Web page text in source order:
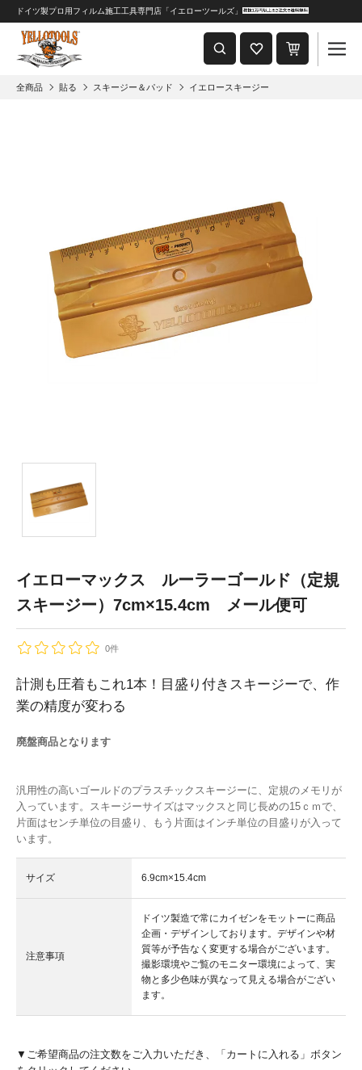
重要なおしらせ
2024年8月1日 価格改定につきまして
ドイツ製プロ用フィルム施工工具専門店「イエローツールズ」
全商品 貼る スキージー＆パッド イエロースキージー
イエローマックス ルーラーゴールド（定規
スキージー）7cm×15.4cm メール便可
0件
計測も圧着もこれ1本！目盛り付きスキージーで、作
業の精度が変わる
廃盤商品となります
汎用性の高いゴールドのプラスチックスキージーに、定規のメモリが
入っています。スキージーサイズはマックスと同じ長めの15ｃｍで、
片面はセンチ単位の目盛り、もう片面はインチ単位の目盛りが入って
います。
サイズ 6.9cm×15.4cm
注意事項
ドイツ製造で常にカイゼンをモットーに商品
企画・デザインしております。デザインや材
質等が予告なく変更する場合がございます。
撮影環境やご覧のモニター環境によって、実
物と多少色味が異なって見える場合がござい
ます。
▼ご希望商品の注文数をご入力いただき、「カートに入れる」ボタン